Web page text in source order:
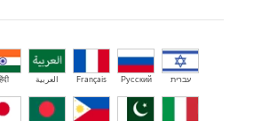
العربية Français Русский עברית